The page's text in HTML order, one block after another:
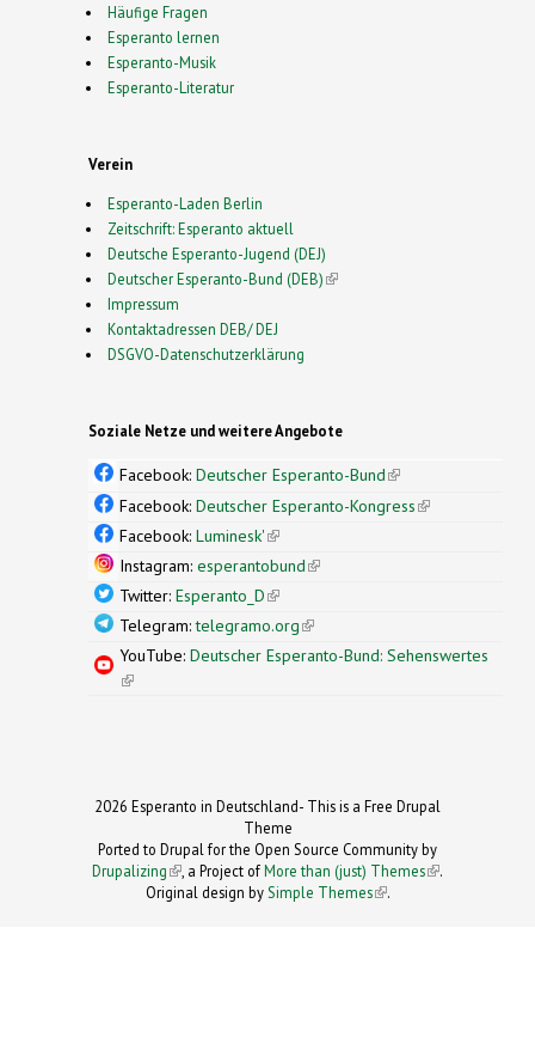
Häufige Fragen
Esperanto lernen
Esperanto-Musik
Esperanto-Literatur
Verein
Esperanto-Laden Berlin
Zeitschrift: Esperanto aktuell
Deutsche Esperanto-Jugend (DEJ)
Deutscher Esperanto-Bund (DEB)(link is external)
Impressum
Kontaktadressen DEB/ DEJ
DSGVO-Datenschutzerklärung
Soziale Netze und weitere Angebote
Facebook: Deutscher Esperanto-Bund(link is
external)
Facebook: Deutscher Esperanto-Kongress(link is
Facebook: Luminesk'(link is external)
Instagram: esperantobund(link is external)
Twitter: Esperanto_D(link is external)
Telegram:telegramo.org(link is external)
YouTube: Deutscher Esperanto-Bund: Sehenswertes
(link is external)
2026 Esperanto in Deutschland- This is a Free Drupal
Theme
Ported to Drupal for the Open Source Community by
Drupalizing(link is external)
, a Project ofMore than (just) Themes (link is
.
Original design by Simple Themes
(link is
.